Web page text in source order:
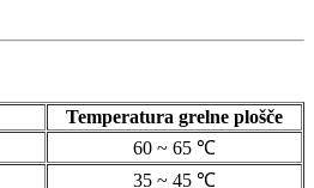
Temperatura grelne plošče
60 ~ 65 ℃
35 ~ 45 ℃